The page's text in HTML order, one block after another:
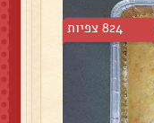
824 צפיות